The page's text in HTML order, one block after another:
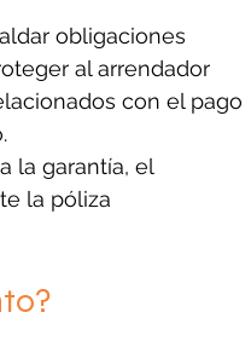
obligaciones
al arrendador
con el pago
la garantía, el
la póliza